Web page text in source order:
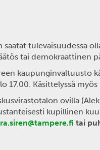
tulevaisuudessa
tai demokraattinen
kaupunginvaltuusto
17.00. Käsittelyssä
ovilla
kupillinen
tai